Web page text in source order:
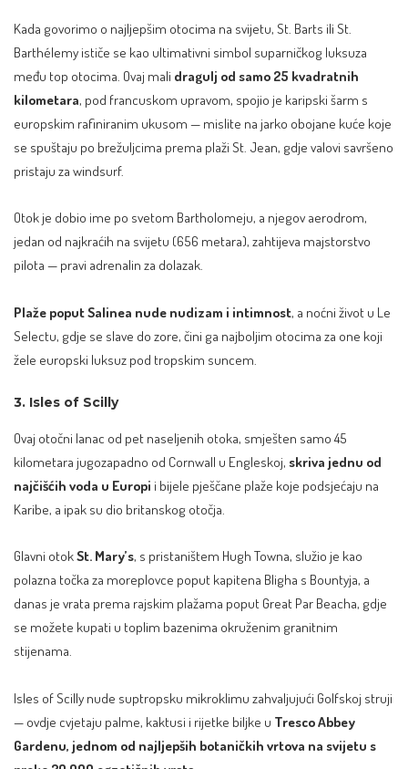
Kada govorimo o najljepšim otocima na svijetu, St. Barts ili St.
Barthélemy ističe se kao ultimativni simbol suparničkog luksuza
među top otocima. Ovaj mali dragulj od samo 25 kvadratnih
kilometara, pod francuskom upravom, spojio je karipski šarm s
europskim rafiniranim ukusom — mislite na jarko obojane kuće koje
se spuštaju po brežuljcima prema plaži St. Jean, gdje valovi savršeno
pristaju za windsurf.
Otok je dobio ime po svetom Bartholomeju, a njegov aerodrom,
jedan od najkraćih na svijetu (656 metara), zahtijeva majstorstvo
pilota — pravi adrenalin za dolazak.
Plaže poput Salinea nude nudizam i intimnost, a noćni život u Le
Selectu, gdje se slave do zore, čini ga najboljim otocima za one koji
žele europski luksuz pod tropskim suncem.
3. Isles of Scilly
Ovaj otočni lanac od pet naseljenih otoka, smješten samo 45
kilometara jugozapadno od Cornwall u Engleskoj, skriva jednu od
najčišćih voda u Europi i bijele pješčane plaže koje podsjećaju na
Karibe, a ipak su dio britanskog otočja.
Glavni otokSt. Mary’s, s pristaništem Hugh Towna, služio je kao
polazna točka za moreplovce poput kapitena Bligha s Bountyja, a
danas je vrata prema rajskim plažama poput Great Par Beacha, gdje
se možete kupati u toplim bazenima okruženim granitnim
stijenama.
Isles of Scilly nude suptropsku mikroklimu zahvaljujući Golfskoj struji
— ovdje cvjetaju palme, kaktusi i rijetke biljke u Tresco Abbey
Gardenu, jednom od najljepših botaničkih vrtova na svijetu s